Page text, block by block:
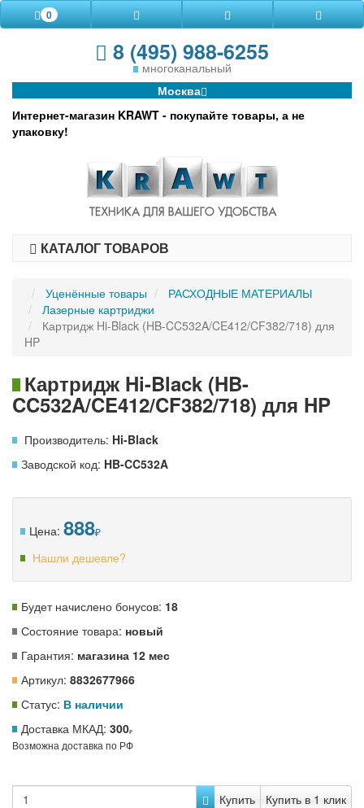
0
8 (495) 988-6255
многоканальный
Москва
Интернет-магазин KRAWT - покупайте товары, а не
упаковку!
КАТАЛОГ ТОВАРОВ
Уценённые товары
РАСХОДНЫЕ МАТЕРИАЛЫ
Лазерные картриджи
Картридж Hi-Black (HB-CC532A/CE412/CF382/718) для
HP
Картридж Hi-Black (HB-
CC532A/CE412/CF382/718) для HP
Производитель: Hi-Black
Заводской код: HB-CC532A
Цена: 888
Нашли дешевле?
Будет начислено бонусов: 18
Состояние товара: новый
Гарантия: магазина 12 мес
Артикул: 8832677966
Статус: В наличии
Доставка МКАД: 300
Возможна доставка по РФ
Купить Купить в 1 клик